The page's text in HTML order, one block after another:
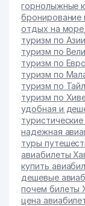
горнолыжные
бронирование
отдых на море
туризм по Азии
туризм по
туризм по
туризм по
туризм по
туризм по
удобная и
надежная
туры
авиабилеты
купить
дешевые
почем билеты
цена